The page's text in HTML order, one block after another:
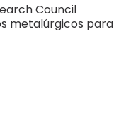
Council
metalúrgicos para